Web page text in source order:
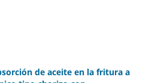
de aceite en la fritura a